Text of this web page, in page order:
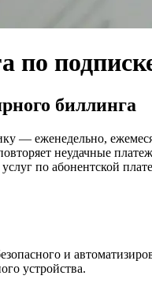
по
биллинга
— еженедельно,
неудачные
по абонентской
и
устройства.